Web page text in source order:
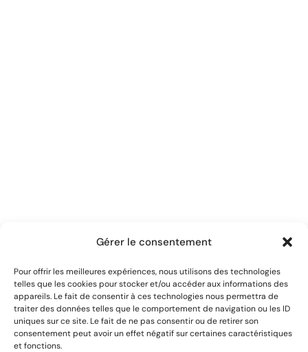
Gérer le consentement
Pour offrir les meilleures expériences, nous utilisons des technologies
telles que les cookies pour stocker et/ou accéder aux informations des
appareils. Le fait de consentir à ces technologies nous permettra de
traiter des données telles que le comportement de navigation ou les ID
uniques sur ce site. Le fait de ne pas consentir ou de retirer son
consentement peut avoir un effet négatif sur certaines caractéristiques
et fonctions.